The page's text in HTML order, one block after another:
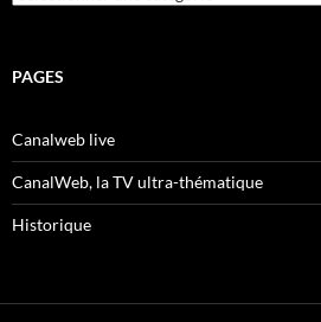
PAGES
Canalweb live
CanalWeb, la TV ultra-thématique
Historique